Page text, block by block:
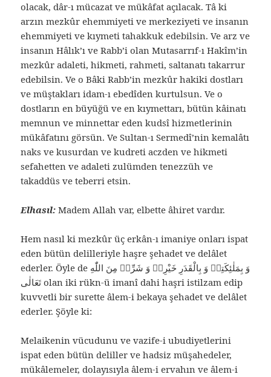
olacak, dâr-ı mücazat ve mükâfat açılacak. Tâ ki
arzın mezkûr ehemmiyeti ve merkeziyeti ve insanın
ehemmiyeti ve kıymeti tahakkuk edebilsin. Ve arz ve
insanın Hâlık’ı ve Rabb’i olan Mutasarrıf-ı Hakîm’in
mezkûr adaleti, hikmeti, rahmeti, saltanatı takarrur
edebilsin. Ve o Bâki Rabb’in mezkûr hakiki dostları
ve müştakları idam-ı ebedîden kurtulsun. Ve o
dostların en büyüğü ve en kıymettarı, bütün kâinatı
memnun ve minnettar eden kudsî hizmetlerinin
mükâfatını görsün. Ve Sultan-ı Sermedî’nin kemalâtı
naks ve kusurdan ve kudreti aczden ve hikmeti
sefahetten ve adaleti zulümden tenezzüh ve
takaddüs ve teberri etsin.
Elhasıl: Madem Allah var, elbette âhiret vardır.
Hem nasıl ki mezkûr üç erkân-ı imaniye onları ispat
eden bütün delilleriyle haşre şehadet ve delâlet
ederler. Öyle de وَ بِمَلٰئِكَتِهٖ وَ بِالْقَدَرِ خَيْرِهٖ وَ شَرِّهٖ مِنَ اللّٰهِ
تَعَالٰى olan iki rükn-ü imanî dahi haşri istilzam edip
kuvvetli bir surette âlem-i bekaya şehadet ve delâlet
ederler. Şöyle ki:
Melaikenin vücudunu ve vazife-i ubudiyetlerini
ispat eden bütün deliller ve hadsiz müşahedeler,
mükâlemeler, dolayısıyla âlem-i ervahın ve âlem-i